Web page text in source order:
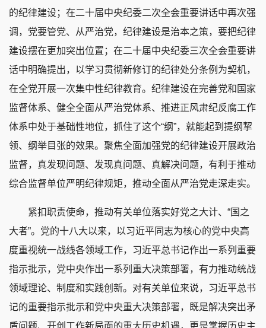
的纪律建设；在二十届中央纪委二次全会重要讲话中再次强
调，党要管党、从严治党，纪律建设是治本之策，要把纪律
建设摆在更加突出位置；在二十届中央纪委三次全会重要讲
话中明确提出，以学习贯彻新修订的纪律处分条例为契机，
在全党开展一次集中性纪律教育。纪律建设在完善党和国家
监督体系、健全全面从严治党体系、推进正风肃纪反腐工作
体系中处于基础性地位，抓住了这个“纲”，就能起到提纲挈
领、纲举目张的效果。聚焦全面加强党的纪律建设开展政治
监督，真发现问题、发现真问题、真解决问题，有利于推动
综合监督单位严明纪律规矩，推动全面从严治党走深走实。
紧扣职责使命，推动有关单位落实好党之大计、“国之
大者”。党的十八大以来，以习近平同志为核心的党中央高
度重视统一战线各领域工作，习近平总书记作出一系列重要
指示批示，党中央作出一系列重大决策部署，有力推动统战
领域理论、制度和实践创新。对有关单位来说，习近平总书
记的重要指示批示和党中央重大决策部署，既是解决突出矛
盾问题、开创工作新局面的重大历史机遇，更是掌握历史主